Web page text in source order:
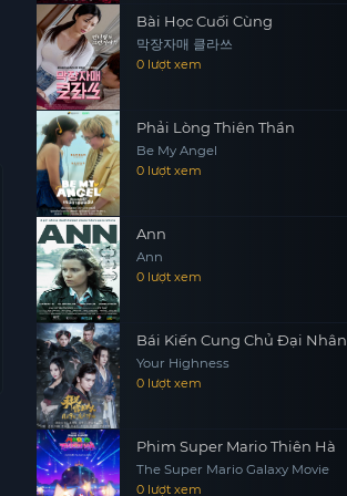
Bài Học Cuối Cùng
막장자매 클라쓰
0 lượt xem
Phải Lòng Thiên Thần
Be My Angel
0 lượt xem
Ann
Ann
0 lượt xem
Bái Kiến Cung Chủ Đại Nhân
Your Highness
0 lượt xem
Phim Super Mario Thiên Hà
The Super Mario Galaxy Movie
0 lượt xem